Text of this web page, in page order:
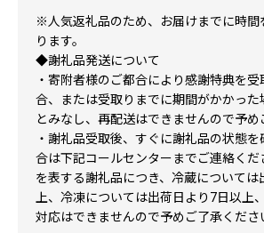
※人気返礼品のため、お届けまでに時間
ります。
◆謝礼品発送について
・寄附者様のご都合により感謝特典を
合、または受取りまでに期間がかかった
とみなし、再配送はできませんので予め
・謝礼品受取後、すぐに謝礼品の状態
合は下記コールセンターまでご連絡くだ
を表する謝礼品につき、冷蔵については
上、冷凍については出荷日より7日以上
対応はできませんので予めご了承くださ